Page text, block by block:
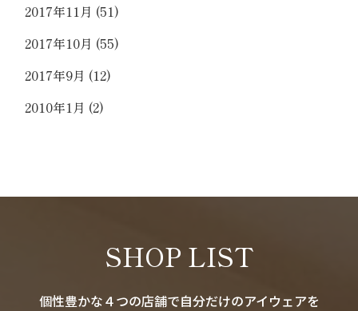
2017年11月 (51)
2017年10月 (55)
2017年9月 (12)
2010年1月 (2)
SHOP LIST
個性豊かな４つの店舗で自分だけのアイウェアを